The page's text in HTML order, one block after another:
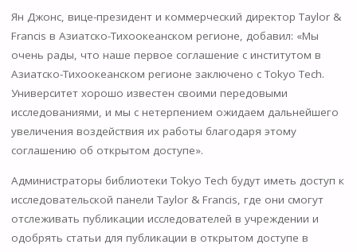
Ян Джонс, вице-президент и коммерческий директор Taylor &
Francis в Азиатско-Тихоокеанском регионе, добавил: «Мы
очень рады, что наше первое соглашение с институтом в
Азиатско-Тихоокеанском регионе заключено с Tokyo Tech.
Университет хорошо известен своими передовыми
исследованиями, и мы с нетерпением ожидаем дальнейшего
увеличения воздействия их работы благодаря этому
соглашению об открытом доступе».
Администраторы библиотеки Tokyo Tech будут иметь доступ к
исследовательской панели Taylor & Francis, где они смогут
отслеживать публикации исследователей в учреждении и
одобрять статьи для публикации в открытом доступе в